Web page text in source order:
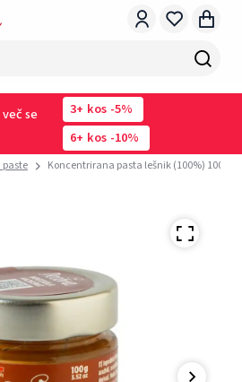
se
3 kos -5%
6
kos -10%
paste Koncentrirana pasta lešnik (100%) 100g